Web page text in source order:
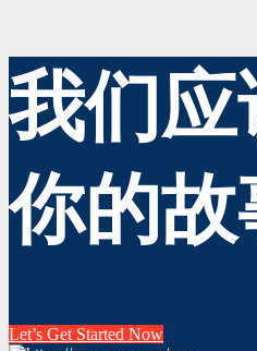
我们
你的故
Let’s Get Started Now